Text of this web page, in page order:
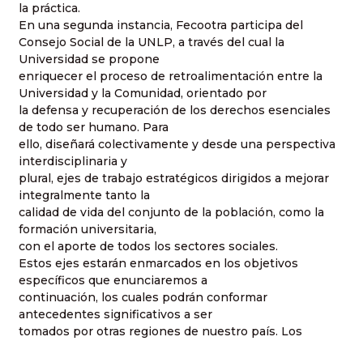
la práctica.
En una segunda instancia, Fecootra participa del
Consejo Social de la UNLP, a través del cual la
Universidad se propone
enriquecer el proceso de retroalimentación entre la
Universidad y la Comunidad, orientado por
la defensa y recuperación de los derechos esenciales
de todo ser humano. Para
ello, diseñará colectivamente y desde una perspectiva
interdisciplinaria y
plural, ejes de trabajo estratégicos dirigidos a mejorar
integralmente tanto la
calidad de vida del conjunto de la población, como la
formación universitaria,
con el aporte de todos los sectores sociales.
Estos ejes estarán enmarcados en los objetivos
específicos que enunciaremos a
continuación, los cuales podrán conformar
antecedentes significativos a ser
tomados por otras regiones de nuestro país. Los